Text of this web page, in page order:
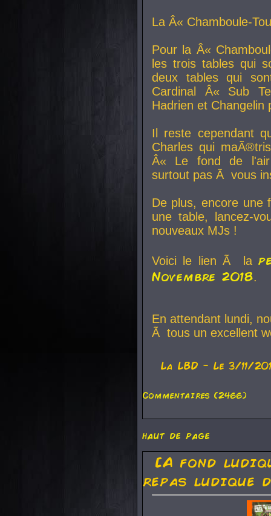
La Â« Chamboule-
Pour la Â«
les trois tables qui
deux tables qui
Cardinal
Â« Sub
Hadrien et Changelin
Il reste cependant
Charles qui
Â« Le fond de
surtout pas Ã vous
De plus, encore une
une table, lancez-
nouveaux MJs !
Voici le lien Ã la
Novembre 2018.
En attendant lundi,
Ã tous un excellent
La LBD - Le 3/11/
Commentaires (2466)
haut de page
[A fond
repas ludique